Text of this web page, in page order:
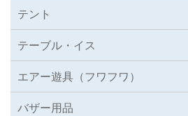
テント
テーブル・イス
エアー遊具（フワフワ）
バザー用品